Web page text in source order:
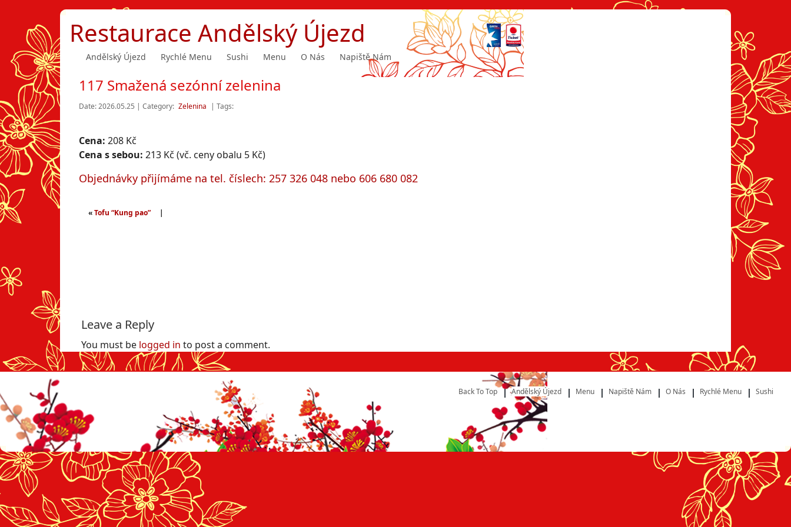
Restaurace Andělský Újezd
Andělský Újezd Rychlé Menu Sushi Menu O Nás Napiště Nám
117 Smažená sezónní zelenina
Date: 2026.05.25 | Category: Zelenina | Tags:
Cena: 208 Kč
Cena s sebou: 213 Kč (vč. ceny obalu 5 Kč)
Objednávky přijímáme na tel. číslech: 257 326 048 nebo 606 680 082
«Tofu “Kung pao” |
Leave a Reply
You must be logged in to post a comment.
Back To Top Andělský Újezd Menu Napiště Nám O Nás Rychlé Menu Sushi